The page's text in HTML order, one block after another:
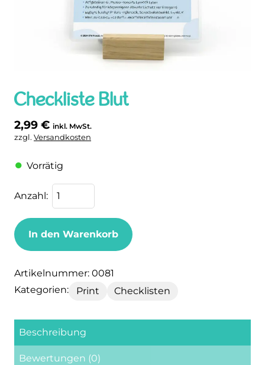
Checkliste Blut
zzgl.Versandkosten
Beschreibung
Bewertungen (0)